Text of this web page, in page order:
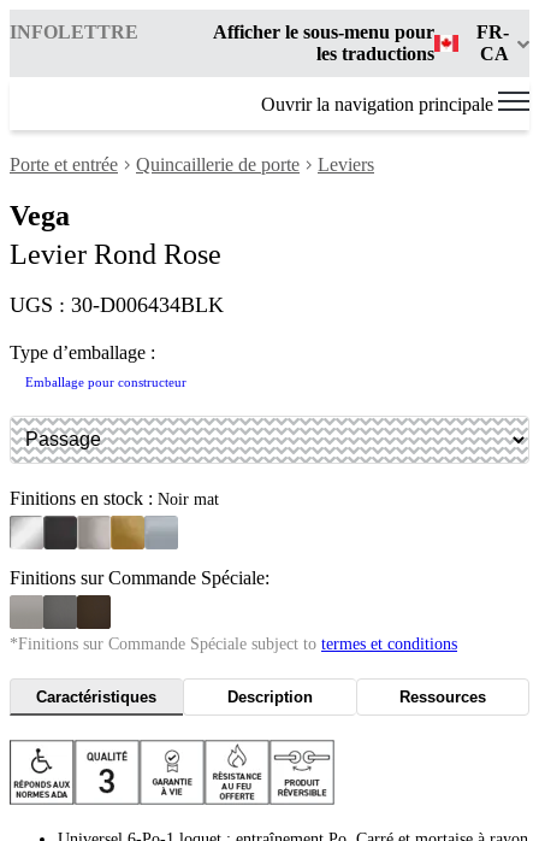
INFOLETTRE
Afficher le sous-menu pour
les traductions
FR-
CA
Ouvrir la navigation principale
Porte et entrée Quincaillerie de porte Leviers
Vega
Levier Rond Rose
UGS : 30-D006434BLK
Type d’emballage :
Emballage pour constructeur
Finitions en stock : Noir mat
Finitions sur Commande Spéciale:
*Finitions sur Commande Spéciale subject to termes et conditions
Caractéristiques Description Ressources